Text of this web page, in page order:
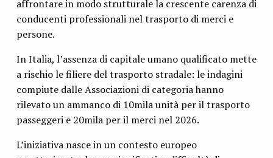
affrontare in modo strutturale la crescente carenza di
conducenti professionali nel trasporto di merci e
persone.
In Italia, l’assenza di capitale umano qualificato mette
a rischio le filiere del trasporto stradale: le indagini
compiute dalle Associazioni di categoria hanno
rilevato un ammanco di 10mila unità per il trasporto
passeggeri e 20mila per il merci nel 2026.
L’iniziativa nasce in un contesto europeo